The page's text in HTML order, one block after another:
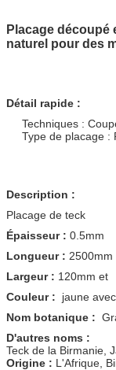
Placage découpé
naturel pour des
Détail rapide :
Techniques :
Type de placage :
Description :
Placage de teck
Épaisseur : 0.5mm
Longueur : 2500mm
Largeur : 120mm et
Couleur : jaune
Nom botanique :
D'autres noms :
Teck de la Birmanie,
Origine : L'Afrique,